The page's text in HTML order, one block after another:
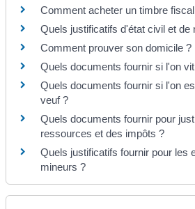
Comment acheter un timbre
Quels justificatifs d'état civil et de
Comment prouver son domicile ?
Quels documents fournir si l'on
Quels documents fournir si l'on
veuf ?
Quels documents fournir pour
ressources et des impôts ?
Quels justificatifs fournir pour les
mineurs ?